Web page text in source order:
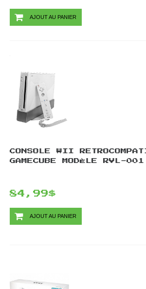
AJOUT AU PANIER
CONSOLE WII
GAMECUBE MODÈLE RVL-
84,99$
AJOUT AU PANIER